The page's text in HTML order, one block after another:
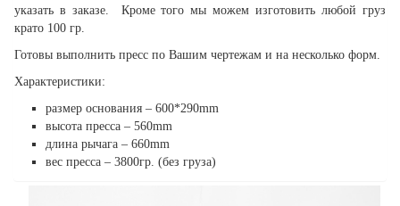
указать в заказе. Кроме того мы можем изготовить любой груз
крато 100 гр.
Готовы выполнить пресс по Вашим чертежам и на несколько форм.
Характеристики:
размер основания – 600*290mm
высота пресса – 560mm
длина рычага – 660mm
вес пресса – 3800гр. (без груза)